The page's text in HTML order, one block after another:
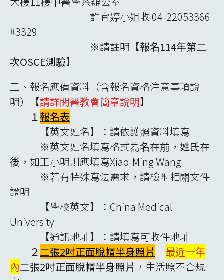
許宜婷小姐收 04-22053366
#3329
※請註明【報名114年第二
次OSCE測驗】
三、報名應備資料（含報名資格注意事項說
明）【請詳閱醫教會簡章說明】
１報名表
【英文姓名】：請依護照資料填寫
※英文姓名填寫格式為名在前 ， 姓氏在
後 ，如王小明則應填寫Xiao-Ming Wang
※若有特殊寫法需求，請檢附相關文件
證明
【學校英文】：China Medical
University
【通訊地址】：請填寫可收件地址
２二張2吋正面脫帽半身照片
最近一年
內二張2吋正面脫帽半身照片 ，生活照不合規